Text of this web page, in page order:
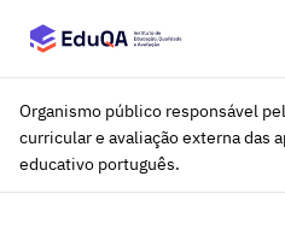
Organismo público responsável
curricular e avaliação externa das
educativo português.